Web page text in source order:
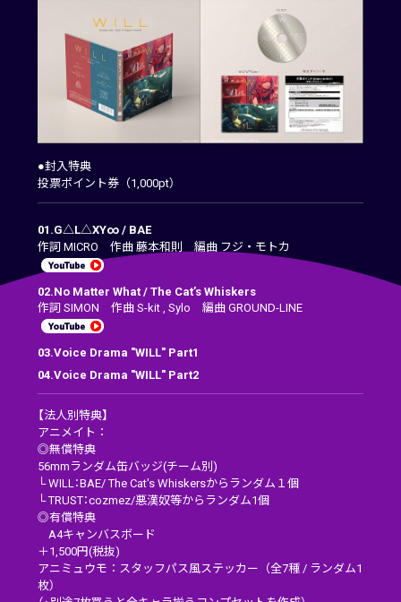
●封入特典
投票ポイント券（1,000pt）
01.G△L△XY∞ / BAE
作詞 MICRO 作曲 藤本和則 編曲 フジ・モトカ
02.No Matter What / The Cat’s Whiskers
作詞 SIMON 作曲 S-kit , Sylo 編曲 GROUND-LINE
03.Voice Drama "WILL" Part1
04.Voice Drama "WILL" Part2
【法人別特典】
アニメイト：
◎無償特典
56mmランダム缶バッジ(チーム別)
└ WILL：BAE/ The Cat's Whiskersからランダム１個
└ TRUST：cozmez/悪漢奴等からランダム1個
◎有償特典
A4キャンバスボード
＋1,500円(税抜)
アニミュウモ：スタッフパス風ステッカー（全7種 / ランダム1
枚）